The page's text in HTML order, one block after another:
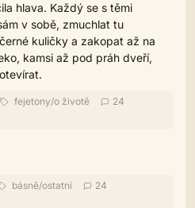
hlava. Každý se s těmi
v sobě, zmuchlat tu
kuličky a zakopat až na
kamsi až pod práh dveří,
fejetony/o životě
24
básně/ostatní
24